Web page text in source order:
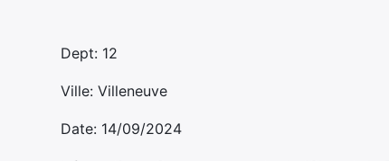
Dept: 12
Ville: Villeneuve
Date: 14/09/2024